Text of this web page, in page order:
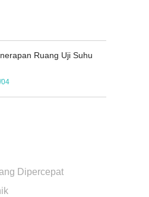
Ruang Uji Suhu
04
Dipercepat